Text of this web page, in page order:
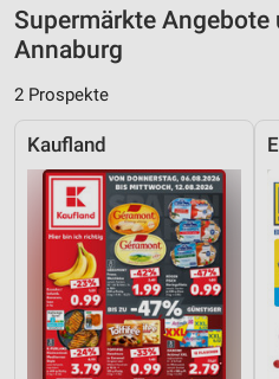
Supermärkte
Annaburg
2 Prospekte
Kaufland
Nicht-IAB-Verarbeitungszwecke:
Notwendig
Performance
Funktional
Werbung